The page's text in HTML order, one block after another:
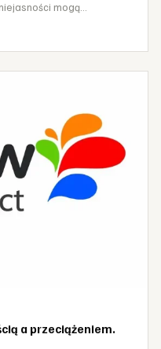
mogą…
a przeciążeniem.